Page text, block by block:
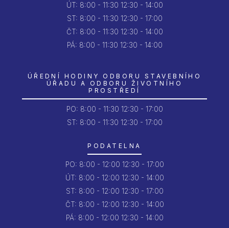
ÚT: 8:00 - 11:30 12:30 - 14:00
ST: 8:00 - 11:30 12:30 - 17:00
ČT: 8:00 - 11:30 12:30 - 14:00
PÁ: 8:00 - 11:30 12:30 - 14:00
ÚŘEDNÍ HODINY ODBORU STAVEBNÍHO
ÚŘADU A ODBORU ŽIVOTNÍHO
PROSTŘEDÍ
PO: 8:00 - 11:30 12:30 - 17:00
ST: 8:00 - 11:30 12:30 - 17:00
PODATELNA
PO: 8:00 - 12:00 12:30 - 17:00
ÚT: 8:00 - 12:00 12:30 - 14:00
ST: 8:00 - 12:00 12:30 - 17:00
ČT: 8:00 - 12:00 12:30 - 14:00
PÁ: 8:00 - 12:00 12:30 - 14:00